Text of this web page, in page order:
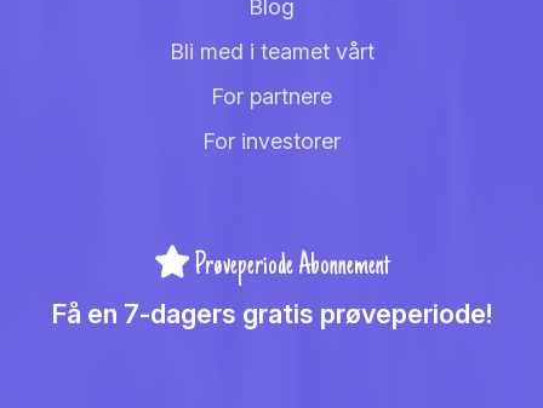
Blog
Bli med i teamet vårt
For partnere
For investorer
Prøveperiode Abonnement
Få en 7-dagers gratis prøveperiode!